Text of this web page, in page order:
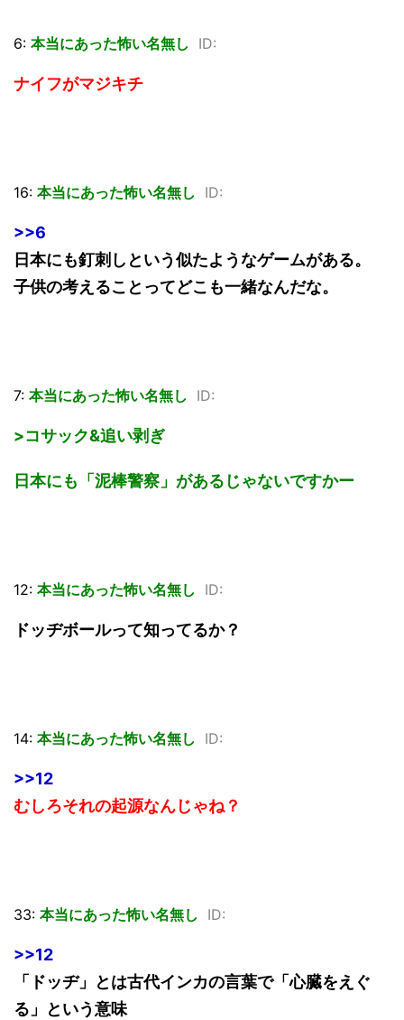
6: 本当にあった怖い名無し ID:
ナイフがマジキチ
16: 本当にあった怖い名無し ID:
>>6
日本にも釘刺しという似たようなゲームがある。
子供の考えることってどこも一緒なんだな。
7: 本当にあった怖い名無し ID:
>コサック&追い剥ぎ
日本にも「泥棒警察」があるじゃないですかー
12: 本当にあった怖い名無し ID:
ドッヂボールって知ってるか？
14: 本当にあった怖い名無し ID:
>>12
むしろそれの起源なんじゃね？
33: 本当にあった怖い名無し ID:
>>12
「ドッヂ」とは古代インカの言葉で「心臓をえぐ
る」という意味